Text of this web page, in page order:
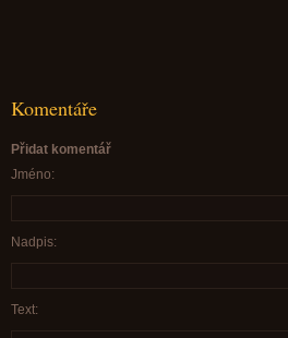
Komentáře
Přidat komentář
Jméno:
Nadpis:
Text: